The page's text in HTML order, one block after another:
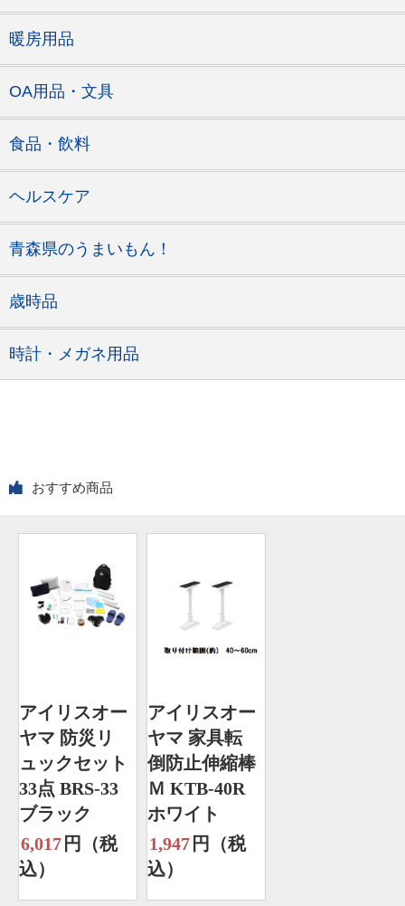
暖房用品
OA用品・文具
食品・飲料
ヘルスケア
青森県のうまいもん！
歳時品
時計・メガネ用品
おすすめ商品
アイリスオー
ヤマ 防災リ
ュックセット
33点 BRS-33
ブラック
6,017 円（税
込）
アイリスオー
ヤマ 家具転
倒防止伸縮棒
Ｍ KTB-40R
ホワイト
1,947 円（税
込）